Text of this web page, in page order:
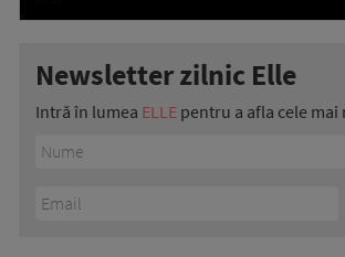
Newsletter zilnic Elle
Intră în lumea ELLE pentru a afla cele mai